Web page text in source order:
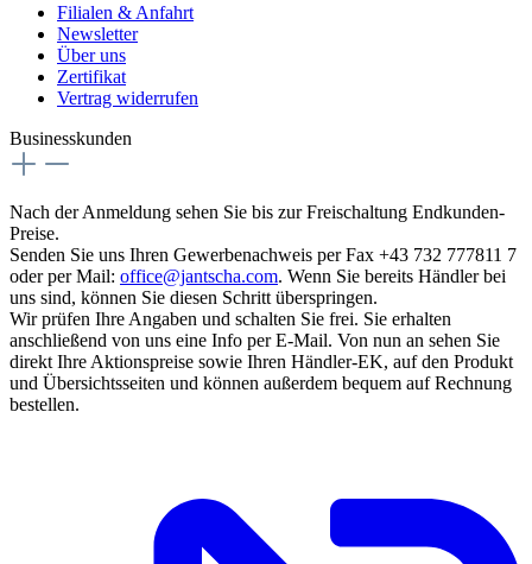
Filialen & Anfahrt
Newsletter
Über uns
Zertifikat
Vertrag widerrufen
Businesskunden
Nach der Anmeldung sehen Sie bis zur Freischaltung Endkunden-
Preise.
Senden Sie uns Ihren Gewerbenachweis per Fax +43 732 777811 7
oder per Mail: office@jantscha.com. Wenn Sie bereits Händler bei
uns sind, können Sie diesen Schritt überspringen.
Wir prüfen Ihre Angaben und schalten Sie frei. Sie erhalten
anschließend von uns eine Info per E-Mail. Von nun an sehen Sie
direkt Ihre Aktionspreise sowie Ihren Händler-EK, auf den Produkt
und Übersichtsseiten und können außerdem bequem auf Rechnung
bestellen.